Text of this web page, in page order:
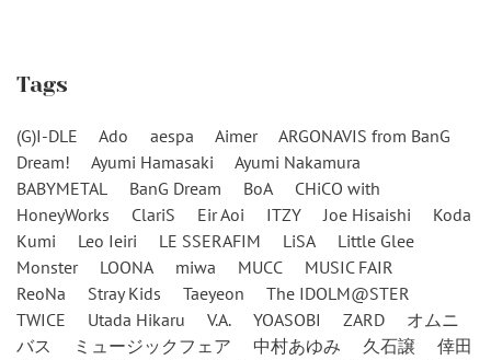
Tags
(G)I-DLE Ado aespa Aimer
ARGONAVIS from BanG
Dream!
Ayumi Hamasaki
Ayumi Nakamura
BABYMETAL
BanG Dream BoA
CHiCO with
HoneyWorks
ClariS Eir Aoi ITZY Joe Hisaishi
Koda
Kumi
Leo Ieiri LE SSERAFIM LiSA
Little Glee
Monster
LOONA miwa MUCC
MUSIC FAIR
ReoNa
Stray Kids Taeyeon
The IDOLM@STER
TWICE
Utada Hikaru V.A. YOASOBI ZARD
オムニ
バス
ミュージックフェア 中村あゆみ 久石譲
倖田